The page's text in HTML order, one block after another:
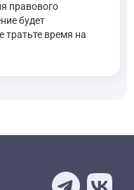
правового
будет
тратьте время на